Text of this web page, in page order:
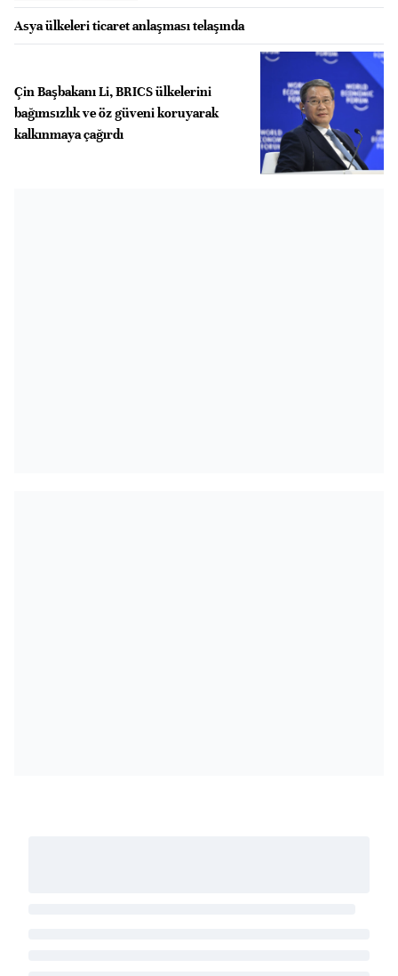
Asya ülkeleri ticaret anlaşması telaşında
Çin Başbakanı Li, BRICS ülkelerini
bağımsızlık ve öz güveni koruyarak
kalkınmaya çağırdı